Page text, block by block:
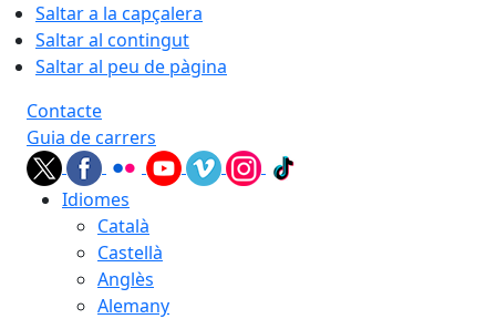
Saltar a la capçalera
Saltar al contingut
Saltar al peu de pàgina
Contacte
Guia de carrers
Idiomes
Català
Castellà
Anglès
Alemany